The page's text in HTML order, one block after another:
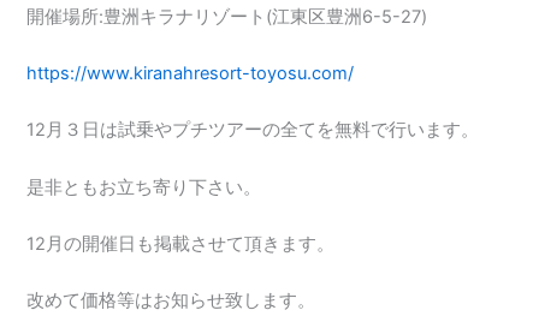
開催場所:豊洲キラナリゾート(江東区豊洲6-5-27)
https://www.kiranahresort-toyosu.com/
12月３日は試乗やプチツアーの全てを無料で行います。
是非ともお立ち寄り下さい。
12月の開催日も掲載させて頂きます。
改めて価格等はお知らせ致します。